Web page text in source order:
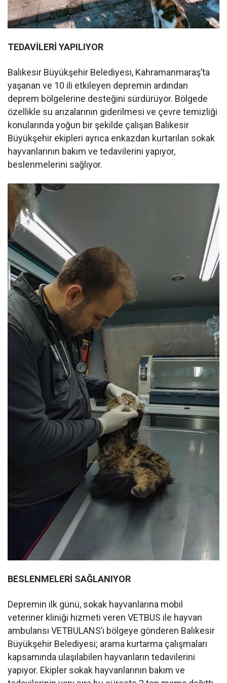
TEDAVİLERİ YAPILIYOR
Balıkesir Büyükşehir Belediyesi, Kahramanmaraş’ta
yaşanan ve 10 ili etkileyen depremin ardından
deprem bölgelerine desteğini sürdürüyor. Bölgede
özellikle su arızalarının giderilmesi ve çevre temizliği
konularında yoğun bir şekilde çalışan Balıkesir
Büyükşehir ekipleri ayrıca enkazdan kurtarılan sokak
hayvanlarının bakım ve tedavilerini yapıyor,
beslenmelerini sağlıyor.
BESLENMELERİ SAĞLANIYOR
Depremin ilk günü, sokak hayvanlarına mobil
veteriner kliniği hizmeti veren VETBUS ile hayvan
ambulansı VETBULANS’ı bölgeye gönderen Balıkesir
Büyükşehir Belediyesi; arama kurtarma çalışmaları
kapsamında ulaşılabilen hayvanların tedavilerini
yapıyor. Ekipler sokak hayvanlarının bakım ve